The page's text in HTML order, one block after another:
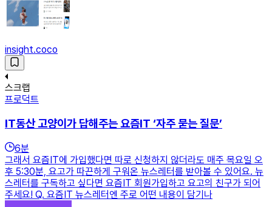
insight.coco
스크랩
프로덕트
IT동산 고양이가 답해주는 요즘IT ‘자주 묻는 질문’
6분
그래서 요즘IT에 가입했다면 따로 신청하지 않더라도 매주 목요일 오
후 5:30분, 요고가 따끈하게 구워온 뉴스레터를 받아볼 수 있어요. 뉴
스레터를 구독하고 싶다면 요즘IT 회원가입하고 요고의 친구가 되어
주세요! Q. 요즘IT 뉴스레터엔 주로 어떤 내용이 담기나